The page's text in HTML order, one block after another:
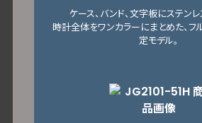
ケース、バンド、文字板にステンレ
時計全体をワンカラーにまとめた、フ
定モデル。